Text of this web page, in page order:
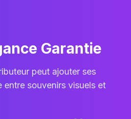
Garantie
peut ajouter ses
souvenirs visuels et